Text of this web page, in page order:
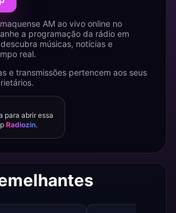
AM ao vivo online no
a programação da rádio em
músicas, notícias e
real.
e transmissões pertencem aos seus
para abrir essa
Radiozin.